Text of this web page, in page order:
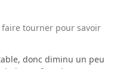
tourner pour savoir
donc diminu un peu